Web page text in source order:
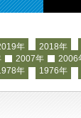
年 2018年
2007年 2006
年 1976年